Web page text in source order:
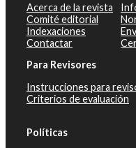
Acerca de la revista
Comité editorial
Indexaciones
Contactar
Para Revisores
Instrucciones para
Criterios de evaluación
Políticas